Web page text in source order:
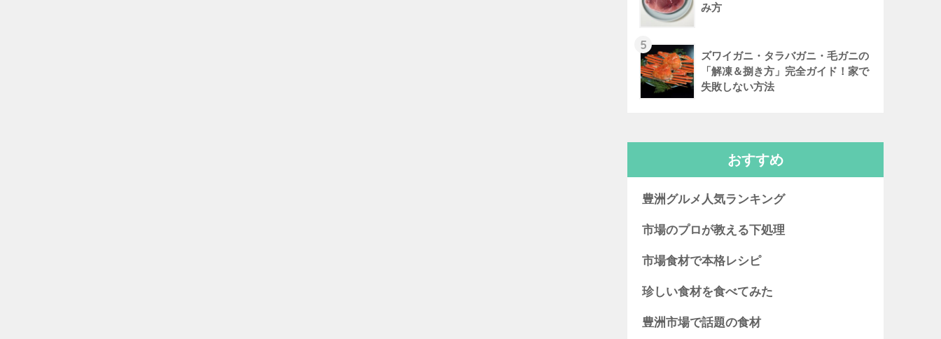
み方
5
ズワイガニ・タラバガニ・毛ガニの
「解凍＆捌き方」完全ガイド！家で
失敗しない方法
おすすめ
豊洲グルメ人気ランキング
市場のプロが教える下処理
市場食材で本格レシピ
珍しい食材を食べてみた
豊洲市場で話題の食材